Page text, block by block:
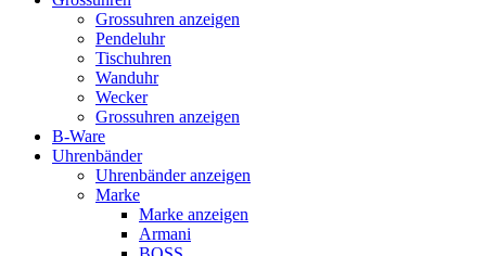
Grossuhren anzeigen
Pendeluhr
Tischuhren
Wanduhr
Wecker
Grossuhren anzeigen
B-Ware
Uhrenbänder
Uhrenbänder anzeigen
Marke
Marke anzeigen
Armani